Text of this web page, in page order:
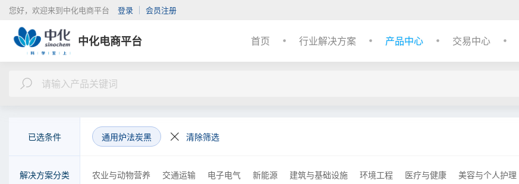
您好，欢迎来到中化电商平台 登录 会员注册
中化电商平台 首页 行业解决方案 产品中心 交易中心
已选条件 通用炉法炭黑 清除筛选
解决方案分类 农业与动物营养 交通运输 电子电气 新能源 建筑与基础设施 环境工程 医疗与健康 美容与个人护理